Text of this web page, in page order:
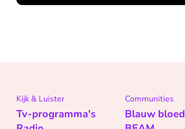
Kijk & Luister
Tv-programma's
Communities
Blauw bloed